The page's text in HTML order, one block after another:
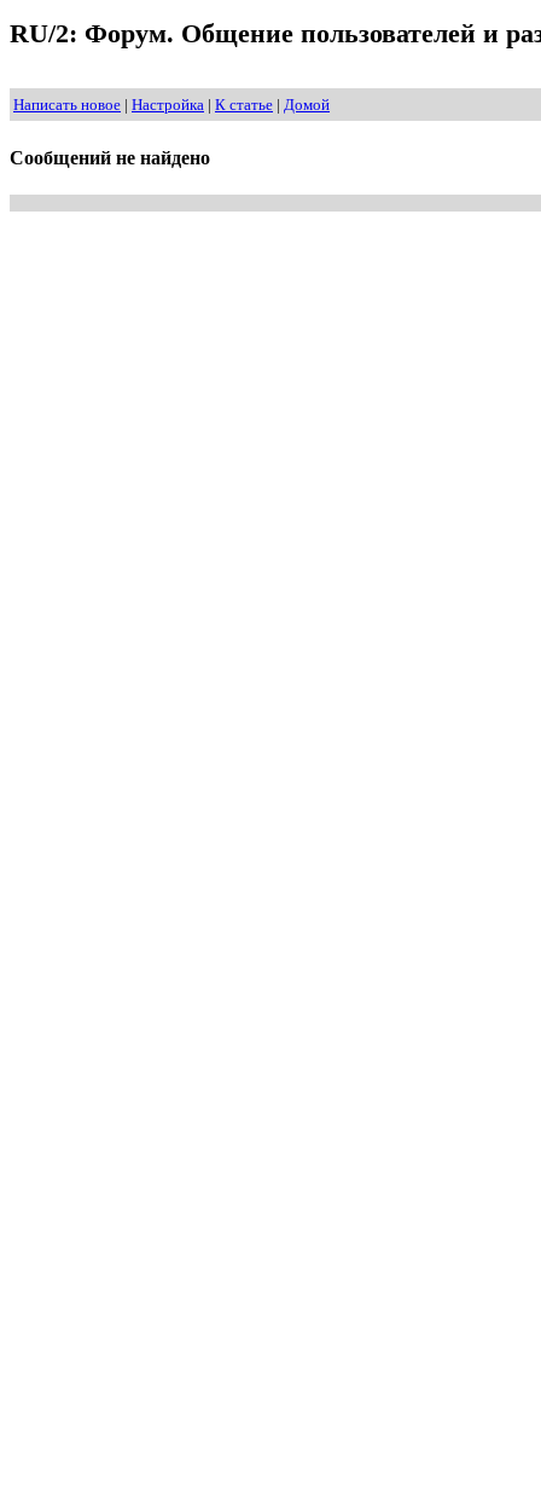
RU/2: Форум. Общение пользователей и
Написать новое | Настройка | К статье | Домой
Сообщений не найдено